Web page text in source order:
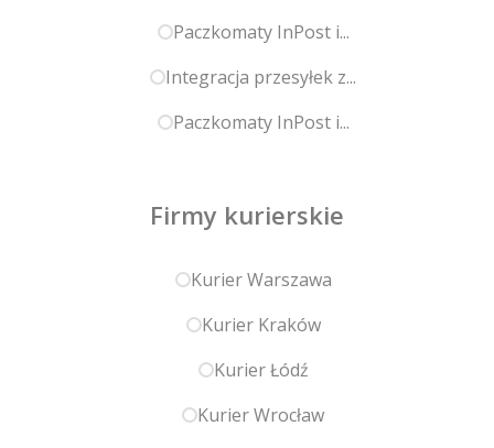
Paczkomaty InPost i...
Integracja przesyłek z...
Paczkomaty InPost i...
Firmy kurierskie
Kurier Warszawa
Kurier Kraków
Kurier Łódź
Kurier Wrocław